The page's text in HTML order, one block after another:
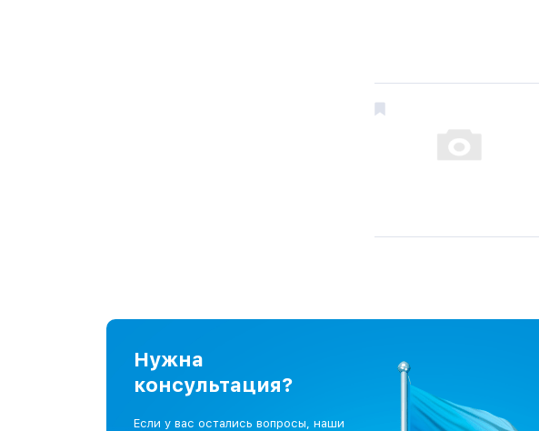
Нужна
консультация?
Если у вас остались вопросы, наши